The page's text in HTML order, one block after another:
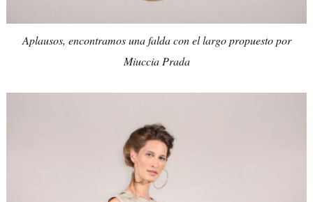
Aplausos, encontramos una falda con el largo propuesto por
Miuccia Prada